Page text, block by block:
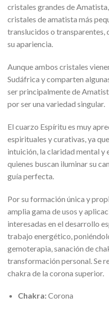
cristales grandes de
cristales de amatista más
translucidos o transparentes,
su apariencia.
Aunque ambos cristales
Sudáfrica y comparten
ser principalmente de
por ser una variedad singular.
El cuarzo Espíritu es muy
espirituales y curativas, ya
intuición, la claridad mental y
quienes buscan iluminar su
guía perfecta.
Por su formación única y
amplia gama de usos y
interesadas en el desarrollo
trabajo energético,
gemoterapia, sanación de
transformación personal. Se
chakra de la corona superior.
Chakra:Corona